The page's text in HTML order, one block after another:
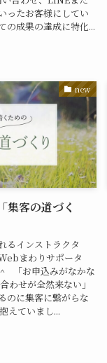
ったお客様にしてい
の成果の達成に特化...
new
集客の道づく
るインストラクタ
まわりサポータ
「お申込みがなかな
わせが全然来ない」
のに集客に繋がらな
えていまし...